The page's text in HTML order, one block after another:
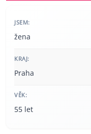
JSEM:
žena
KRAJ:
Praha
VĚK:
55 let